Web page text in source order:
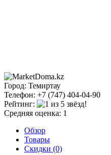
Город: Темиртау
Телефон: +7 (747) 404-04-90
Рейтинг:
Средняя оценка: 1
Обзор
Товары
Скидки (0)